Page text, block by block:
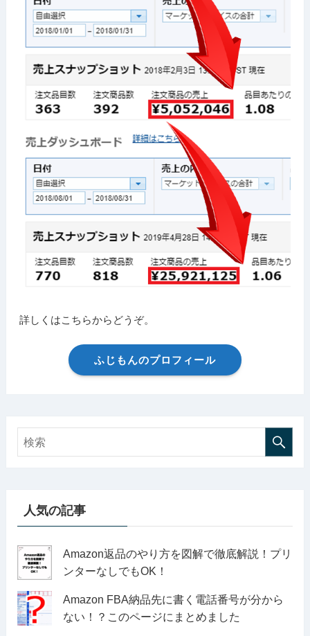
詳しくはこちらからどうぞ。
ふじもんのプロフィール
人気の記事
Amazon返品のやり方を図解で徹底解説！プリ
ンターなしでもOK！
Amazon FBA納品先に書く電話番号が分から
ない！？このページにまとめました